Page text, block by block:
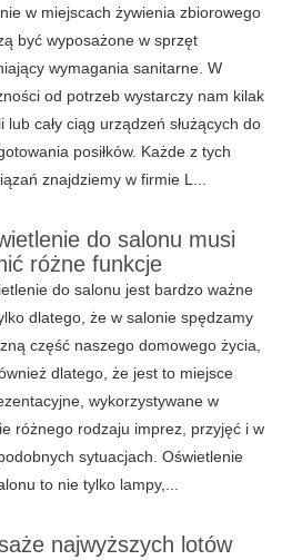
w miejscach żywienia zbiorowego
być wyposażone w sprzęt
wymagania sanitarne. W
od potrzeb wystarczy nam kilak
lub cały ciąg urządzeń służących do
posiłków. Każde z tych
znajdziemy w firmie L...
do salonu musi
różne funkcje
do salonu jest bardzo ważne
dlatego, że w salonie spędzamy
część naszego domowego życia,
dlatego, że jest to miejsce
wykorzystywane w
różnego rodzaju imprez, przyjęć i w
sytuacjach. Oświetlenie
to nie tylko lampy,...
najwyższych lotów